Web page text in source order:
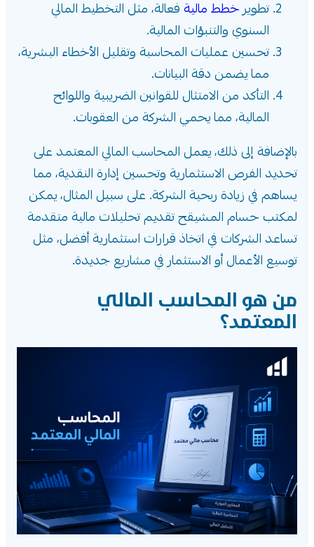
تطويرخطط مالية فعالة، مثل التخطيط المالي
السنوي والتنبؤات المالية.
تحسين عمليات المحاسبة وتقليل الأخطاء البشرية،
مما يضمن دقة البيانات.
التأكد من الامتثال للقوانين الضريبية واللوائح
المالية، مما يحمي الشركة من العقوبات.
بالإضافة إلى ذلك، يعمل المحاسب المالي المعتمد على
تحديد الفرص الاستثمارية وتحسين إدارة النقدية، مما
يساهم في زيادة ربحية الشركة. على سبيل المثال، يمكن
لمكتب حسام المشيقح تقديم تحليلات مالية متقدمة
تساعد الشركات في اتخاذ قرارات استثمارية أفضل، مثل
توسيع الأعمال أو الاستثمار في مشاريع جديدة.
من هو المحاسب المالي
المعتمد؟